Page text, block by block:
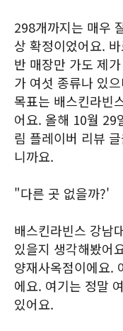
298개까지는 매우
상 확정이었어요.
반 매장만 가도 제
가 여섯 종류나 있
목표는 배스킨라빈
어요. 올해 10월 29
림 플레이버 리뷰
니까요.
"다른 곳 없을까?'
배스킨라빈스 강남
있을지 생각해봤어
양재사옥점이에요.
에요. 여기는 정말
있어요.